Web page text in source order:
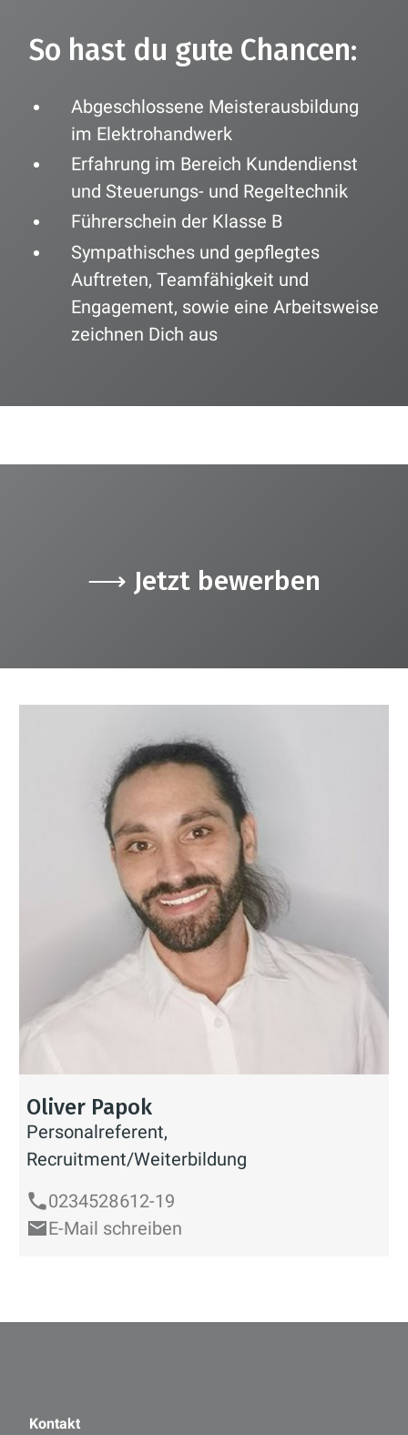
So hast du gute Chancen:
Abgeschlossene Meisterausbildung
im Elektrohandwerk
Erfahrung im Bereich Kundendienst
und Steuerungs- und Regeltechnik
Führerschein der Klasse B
Sympathisches und gepflegtes
Auftreten, Teamfähigkeit und
Engagement, sowie eine Arbeitsweise
zeichnen Dich aus
⟶ Jetzt bewerben
Oliver Papok
Personalreferent,
Recruitment/Weiterbildung
0234528612-19
E-Mail schreiben
Kontakt